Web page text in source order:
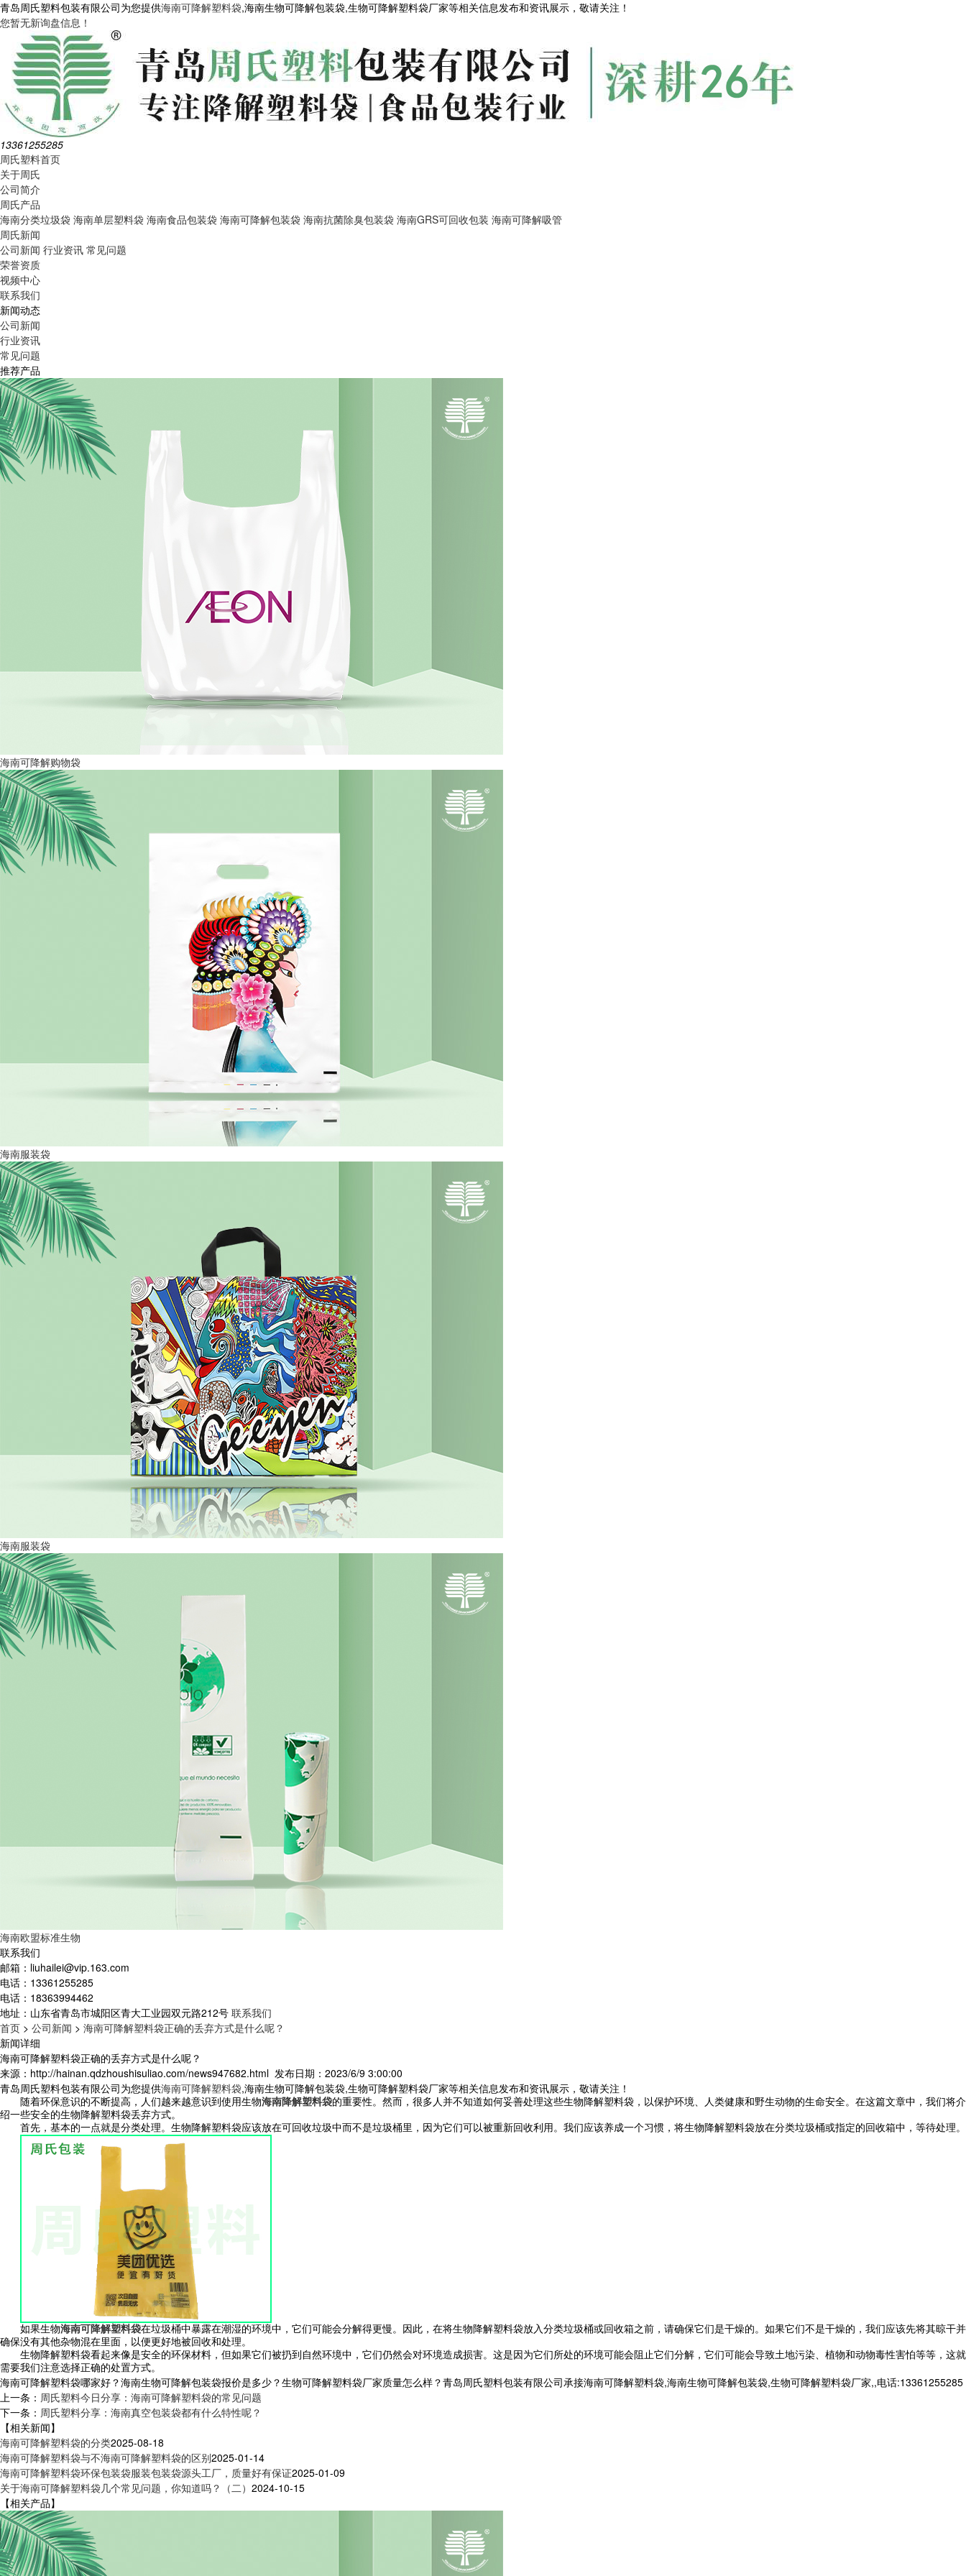
青岛周氏塑料包装有限公司为您提供海南可降解塑料袋,海南生物可降解包装袋,生物可降解塑料袋厂家等相关信息发布和资讯展示，敬请关注！
您暂无新询盘信息！
13361255285
周氏塑料首页
关于周氏
公司简介
周氏产品
海南分类垃圾袋 海南单层塑料袋 海南食品包装袋 海南可降解包装袋 海南抗菌除臭包装袋 海南GRS可回收包装 海南可降解吸管
周氏新闻
公司新闻 行业资讯 常见问题
荣誉资质
视频中心
联系我们
新闻动态
公司新闻
行业资讯
常见问题
推荐产品
海南可降解购物袋
海南服装袋
海南服装袋
海南欧盟标准生物
联系我们
邮箱： liuhailei@vip.163.com
电话： 13361255285
电话： 18363994462
地址： 山东省青岛市城阳区青大工业园双元路212号 联系我们
首页 > 公司新闻 > 海南可降解塑料袋正确的丢弃方式是什么呢？
新闻详细
海南可降解塑料袋正确的丢弃方式是什么呢？
来源：http://hainan.qdzhoushisuliao.com/news947682.html 发布日期：2023/6/9 3:00:00
青岛周氏塑料包装有限公司为您提供海南可降解塑料袋,海南生物可降解包装袋,生物可降解塑料袋厂家等相关信息发布和资讯展示，敬请关注！
随着环保意识的不断提高，人们越来越意识到使用生物海南降解塑料袋的重要性。然而，很多人并不知道如何妥善处理这些生物降解塑料袋，以保护环境、人类健康和野生动物的生命安全。在这篇文章中，我们将介
绍一些安全的生物降解塑料袋丢弃方式。
首先，基本的一点就是分类处理。生物降解塑料袋应该放在可回收垃圾中而不是垃圾桶里，因为它们可以被重新回收利用。我们应该养成一个习惯，将生物降解塑料袋放在分类垃圾桶或指定的回收箱中，等待处理。
如果生物海南可降解塑料袋在垃圾桶中暴露在潮湿的环境中，它们可能会分解得更慢。因此，在将生物降解塑料袋放入分类垃圾桶或回收箱之前，请确保它们是干燥的。如果它们不是干燥的，我们应该先将其晾干并
确保没有其他杂物混在里面，以便更好地被回收和处理。
生物降解塑料袋看起来像是安全的环保材料，但如果它们被扔到自然环境中，它们仍然会对环境造成损害。这是因为它们所处的环境可能会阻止它们分解，它们可能会导致土地污染、植物和动物毒性害怕等等，这就
需要我们注意选择正确的处置方式。
海南可降解塑料袋哪家好？海南生物可降解包装袋报价是多少？生物可降解塑料袋厂家质量怎么样？青岛周氏塑料包装有限公司承接海南可降解塑料袋,海南生物可降解包装袋,生物可降解塑料袋厂家,,电话:13361255285
上一条： 周氏塑料今日分享：海南可降解塑料袋的常见问题
下一条： 周氏塑料分享：海南真空包装袋都有什么特性呢？
【相关新闻】
海南可降解塑料袋的分类2025-08-18
海南可降解塑料袋与不海南可降解塑料袋的区别2025-01-14
海南可降解塑料袋环保包装袋服装包装袋源头工厂，质量好有保证2025-01-09
关于海南可降解塑料袋几个常见问题，你知道吗？（二） 2024-10-15
【相关产品】